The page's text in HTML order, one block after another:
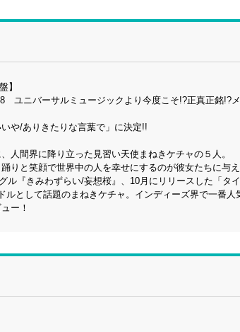
】
ユニバーサルミュージックより今度こそ!?正真正銘!?
や/ありきたりな言葉で」に決定!!
人間界に降り立った見習い天使まねきケチャの５人。
りと笑顔で世界中の人を幸せにするのが彼女たちに与え
ル『きみわずらい/妄想桜』、10月にリリースした「タ
ルとして話題のまねきケチャ。インディーズ界で一番
ー！